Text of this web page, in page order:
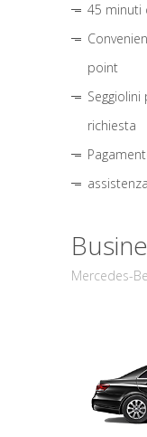
45 minuti
point
richiesta
Mercedes-